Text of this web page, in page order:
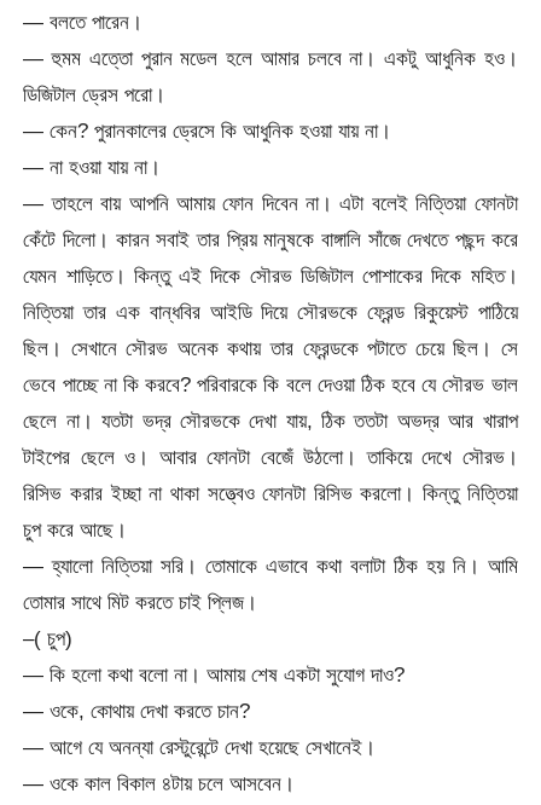
— বলতে পারেন।
— হুমম এত্তো পুরান মডেল হলে আমার চলবে না। একটু আধুনিক হও।
ডিজিটাল ড্রেস পরো।
— কেন? পুরানকালের ড্রেসে কি আধুনিক হওয়া যায় না।
— না হওয়া যায় না।
— তাহলে বায় আপনি আমায় ফোন দিবেন না। এটা বলেই নিত্তিয়া ফোনটা
কেঁটে দিলো। কারন সবাই তার প্রিয় মানুষকে বাঙ্গালি সাঁজে দেখতে পছন্দ করে
যেমন শাড়িতে। কিন্তু এই দিকে সৌরভ ডিজিটাল পোশাকের দিকে মহিত।
নিত্তিয়া তার এক বান্ধবির আইডি দিয়ে সৌরভকে ফ্রেন্ড রিকুয়েস্ট পাঠিয়ে
ছিল। সেখানে সৌরভ অনেক কথায় তার ফ্রেন্ডকে পটাতে চেয়ে ছিল। সে
ভেবে পাচ্ছে না কি করবে? পরিবারকে কি বলে দেওয়া ঠিক হবে যে সৌরভ ভাল
ছেলে না। যতটা ভদ্র সৌরভকে দেখা যায়, ঠিক ততটা অভদ্র আর খারাপ
টাইপের ছেলে ও। আবার ফোনটা বেজেঁ উঠলো। তাকিয়ে দেখে সৌরভ।
রিসিভ করার ইচ্ছা না থাকা সত্ত্বেও ফোনটা রিসিভ করলো। কিন্তু নিত্তিয়া
চুপ করে আছে।
— হ্যালো নিত্তিয়া সরি। তোমাকে এভাবে কথা বলাটা ঠিক হয় নি। আমি
তোমার সাথে মিট করতে চাই প্লিজ।
–( চুপ)
— কি হলো কথা বলো না। আমায় শেষ একটা সুযোগ দাও?
— ওকে, কোথায় দেখা করতে চান?
— আগে যে অনন্যা রেস্টুরেন্টে দেখা হয়েছে সেখানেই।
— ওকে কাল বিকাল ৪টায় চলে আসবেন।